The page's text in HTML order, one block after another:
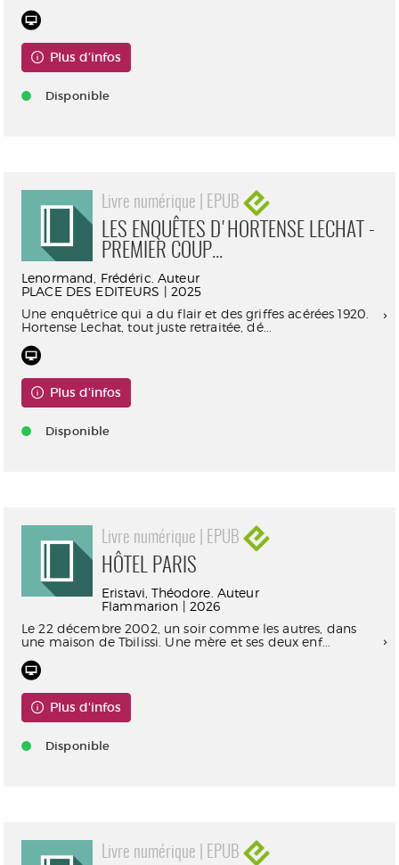
Plus d'infos
Disponible
Livre numérique | EPUB
LES ENQUÊTES D'HORTENSE LECHAT -
PREMIER COUP...
Lenormand, Frédéric. Auteur
PLACE DES EDITEURS | 2025
Une enquêtrice qui a du flair et des griffes acérées 1920.
Hortense Lechat, tout juste retraitée, dé...
Plus d'infos
Disponible
Livre numérique | EPUB
HÔTEL PARIS
Eristavi, Théodore. Auteur
Flammarion | 2026
Le 22 décembre 2002, un soir comme les autres, dans
une maison de Tbilissi. Une mère et ses deux enf...
Plus d'infos
Disponible
Livre numérique | EPUB